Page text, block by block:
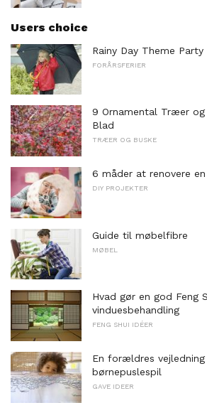
Users choice
Rainy Day Theme Party
FORÅRSFERIER
9 Ornamental Træer
Blad
TRÆER OG BUSKE
6 måder at renovere
DIY PROJEKTER
Guide til møbelfibre
MØBEL
Hvad gør en god Feng
vinduesbehandling
FENG SHUI IDÉER
En forældres
børnepuslespil
GAVE IDEER